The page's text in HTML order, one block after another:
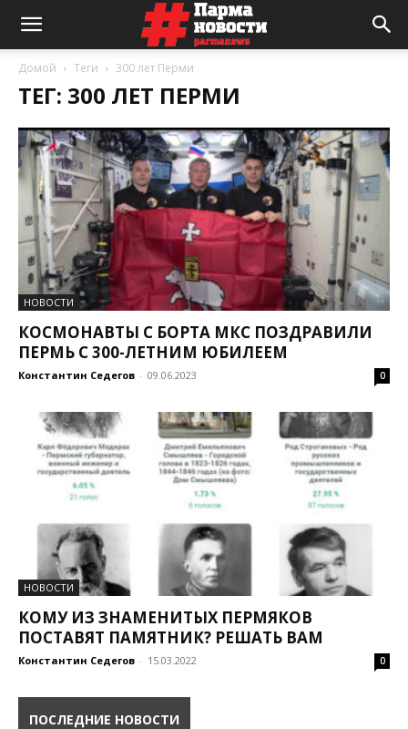
Домой Теги 300 лет Перми
ТЕГ: 300 ЛЕТ ПЕРМИ
НОВОСТИ
КОСМОНАВТЫ С БОРТА МКС ПОЗДРАВИЛИ
ПЕРМЬ С 300-ЛЕТНИМ ЮБИЛЕЕМ
Константин Седегов - 09.06.2023 0
НОВОСТИ
КОМУ ИЗ ЗНАМЕНИТЫХ ПЕРМЯКОВ
ПОСТАВЯТ ПАМЯТНИК? РЕШАТЬ ВАМ
Константин Седегов - 15.03.2022 0
ПОСЛЕДНИЕ НОВОСТИ